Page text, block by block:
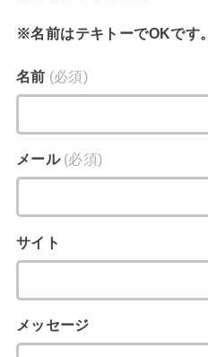
※名前はテキトーでOKです。
名前 (必須)
メール (必須)
サイト
メッセージ